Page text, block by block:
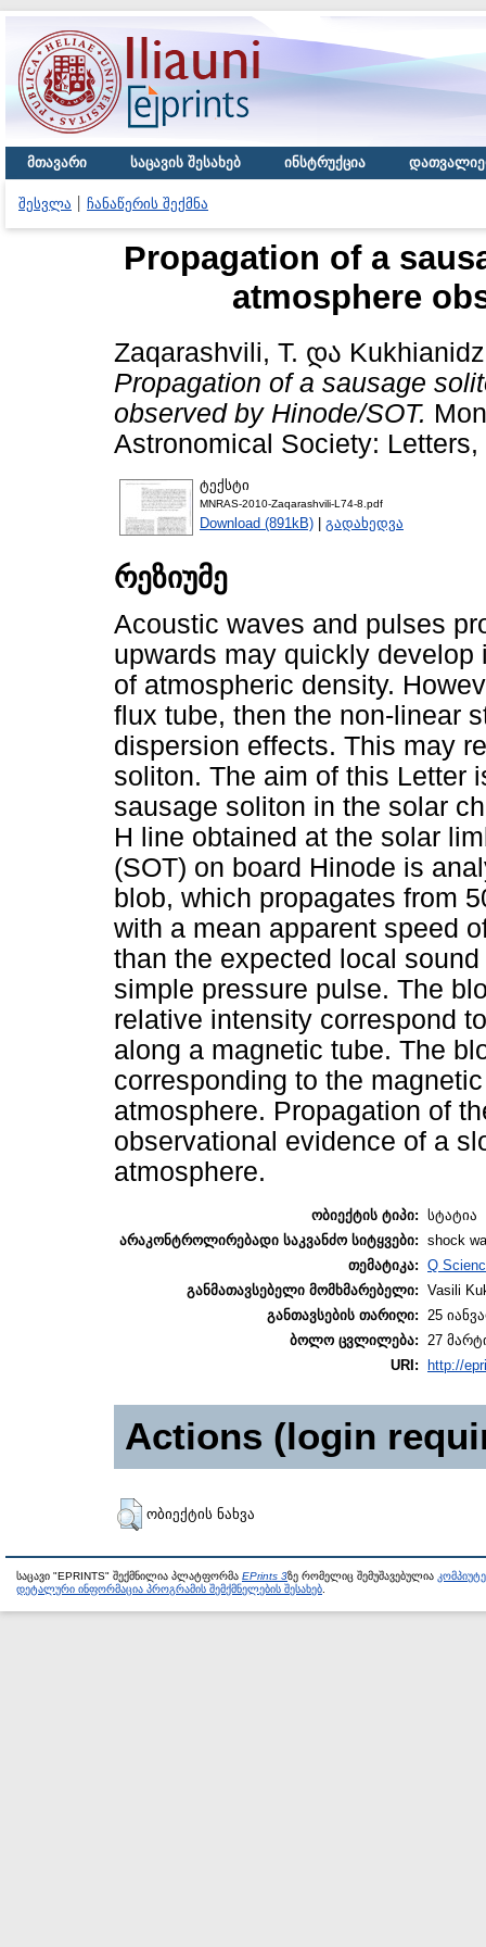
მთავარი საცავის შესახებ ინსტრუქცია
შესვლა ჩანაწერის შექმნა
Propagation of a
atmosphere
Zaqarashvili, T. და
Propagation of a sausage
observed by Hinode/SOT.
Astronomical Society:
ტექსტი
MNRAS-2010-Zaqarashvili-L74-8.pdf
Download (891kB) | გადახედვა
რეზიუმე
Acoustic waves and pulses
upwards may quickly
of atmospheric density.
flux tube, then the non-linear
dispersion effects. This may
soliton. The aim of this Letter
sausage soliton in the solar
H line obtained at the solar
(SOT) on board Hinode is
blob, which propagates from
with a mean apparent speed
than the expected local
simple pressure pulse. The
relative intensity correspond
along a magnetic tube. The
corresponding to the
atmosphere. Propagation of
observational evidence of a
atmosphere.
ობიექტის ტიპი: სტატია
არაკონტროლირებადი საკვანძო სიტყვები: shock
თემატიკა: Q
განმათავსებელი მომხმარებელი: Vasili
განთავსების თარიღი:
25
ბოლო ცვლილება:
27
URI:
http://
Actions (login
ობიექტის ნახვა
საცავი "EPRINTS" შექმნილია პლატფორმა EPrints 3ზე რომელიც შემუშავებულია
დეტალური ინფორმაცია პროგრამის შემქმნელების შესახებ